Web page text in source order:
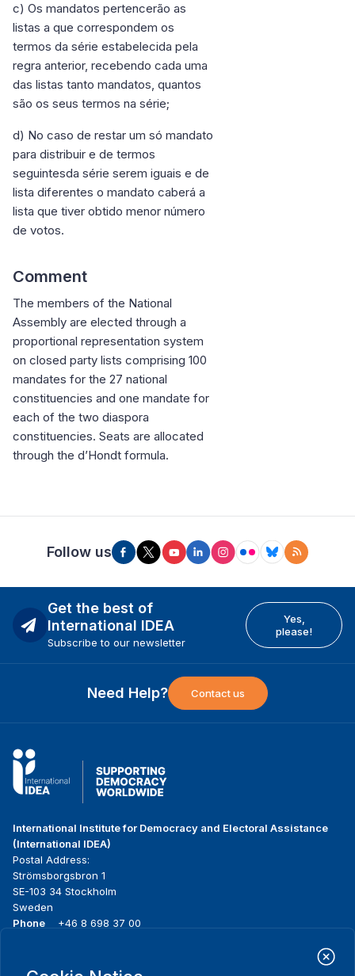
c) Os mandatos pertencerão as
listas a que correspondem os
termos da série estabelecida pela
regra anterior, recebendo cada uma
das listas tanto mandatos, quantos
são os seus termos na série;
d) No caso de restar um só mandato
para distribuir e de termos
seguintesda série serem iguais e de
lista diferentes o mandato caberá a
lista que tiver obtido menor número
de votos.
Comment
The members of the National
Assembly are elected through a
proportional representation system
on closed party lists comprising 100
mandates for the 27 national
constituencies and one mandate for
each of the two diaspora
constituencies. Seats are allocated
through the d’Hondt formula.
Follow us
Get the best of
International IDEA
Subscribe to our newsletter
Yes,
please!
Need Help? Contact us
International Institute for Democracy and Electoral Assistance
(International IDEA)
Postal Address:
Strömsborgsbron 1
SE-103 34 Stockholm
Sweden
Phone
+46 8 698 37 00